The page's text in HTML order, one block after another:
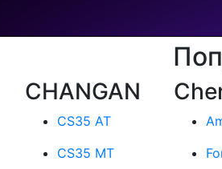
CHANGAN
CS35 AT
CS35 MT